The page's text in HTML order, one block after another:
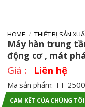
HOME / THIẾT BỊ SẢN
Máy hàn trung
động cơ , mát
Liên hệ
Mã sản phẩm: TT-2500
CAM KẾT CỦA CHÚNG TÔI